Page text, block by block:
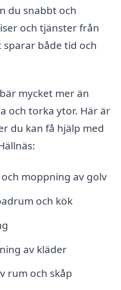
du snabbt och
och tjänster från
både tid och
mycket mer än
och torka ytor. Här är
du kan få hjälp med
moppning av golv
och kök
av kläder
rum och skåp